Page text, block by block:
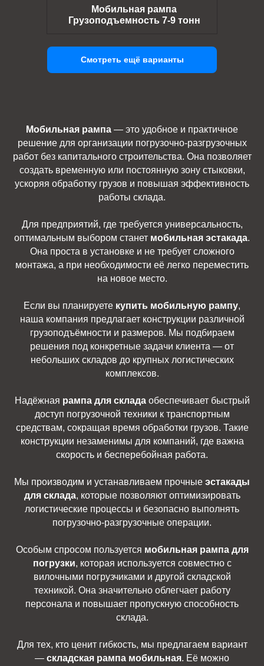
Мобильная рампа
Грузоподъемность 7-9 тонн
Смотреть ещё варианты
Мобильная рампа — это удобное и практичное
решение для организации погрузочно-разгрузочных
работ без капитального строительства. Она позволяет
создать временную или постоянную зону стыковки,
ускоряя обработку грузов и повышая эффективность
работы склада.
Для предприятий, где требуется универсальность,
оптимальным выбором станет мобильная эстакада.
Она проста в установке и не требует сложного
монтажа, а при необходимости её легко переместить
на новое место.
Если вы планируете купить мобильную рампу,
наша компания предлагает конструкции различной
грузоподъёмности и размеров. Мы подбираем
решения под конкретные задачи клиента — от
небольших складов до крупных логистических
комплексов.
Надёжная рампа для складаобеспечивает быстрый
доступ погрузочной техники к транспортным
средствам, сокращая время обработки грузов. Такие
конструкции незаменимы для компаний, где важна
скорость и бесперебойная работа.
Мы производим и устанавливаем прочные эстакады
для склада, которые позволяют оптимизировать
логистические процессы и безопасно выполнять
погрузочно-разгрузочные операции.
Особым спросом пользуется мобильная рампа для
погрузки, которая используется совместно с
вилочными погрузчиками и другой складской
техникой. Она значительно облегчает работу
персонала и повышает пропускную способность
склада.
Для тех, кто ценит гибкость, мы предлагаем вариант
— складская рампа мобильная. Её можно